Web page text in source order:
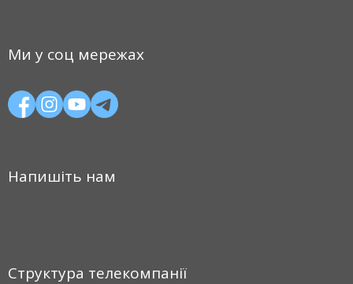
Ми у соц мережах
Напишіть нам
Структура телекомпанії